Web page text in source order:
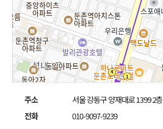
주소
서울 강동구 양재대로 1399 2층
전화
010-9097-9239